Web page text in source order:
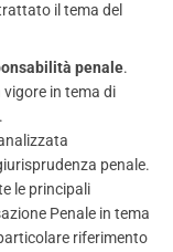
il tema del
penale.
in tema di
penale.
le principali
Penale in tema
riferimento